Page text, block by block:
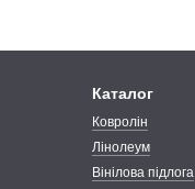
Каталог
Ковролін
Лінолеум
Вінілова підлога